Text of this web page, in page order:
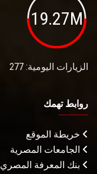
19.27M
الزيارات اليومية: 277
روابط تهمك
خريطة الموقع
الجامعات المصرية
بنك المعرفة المصري